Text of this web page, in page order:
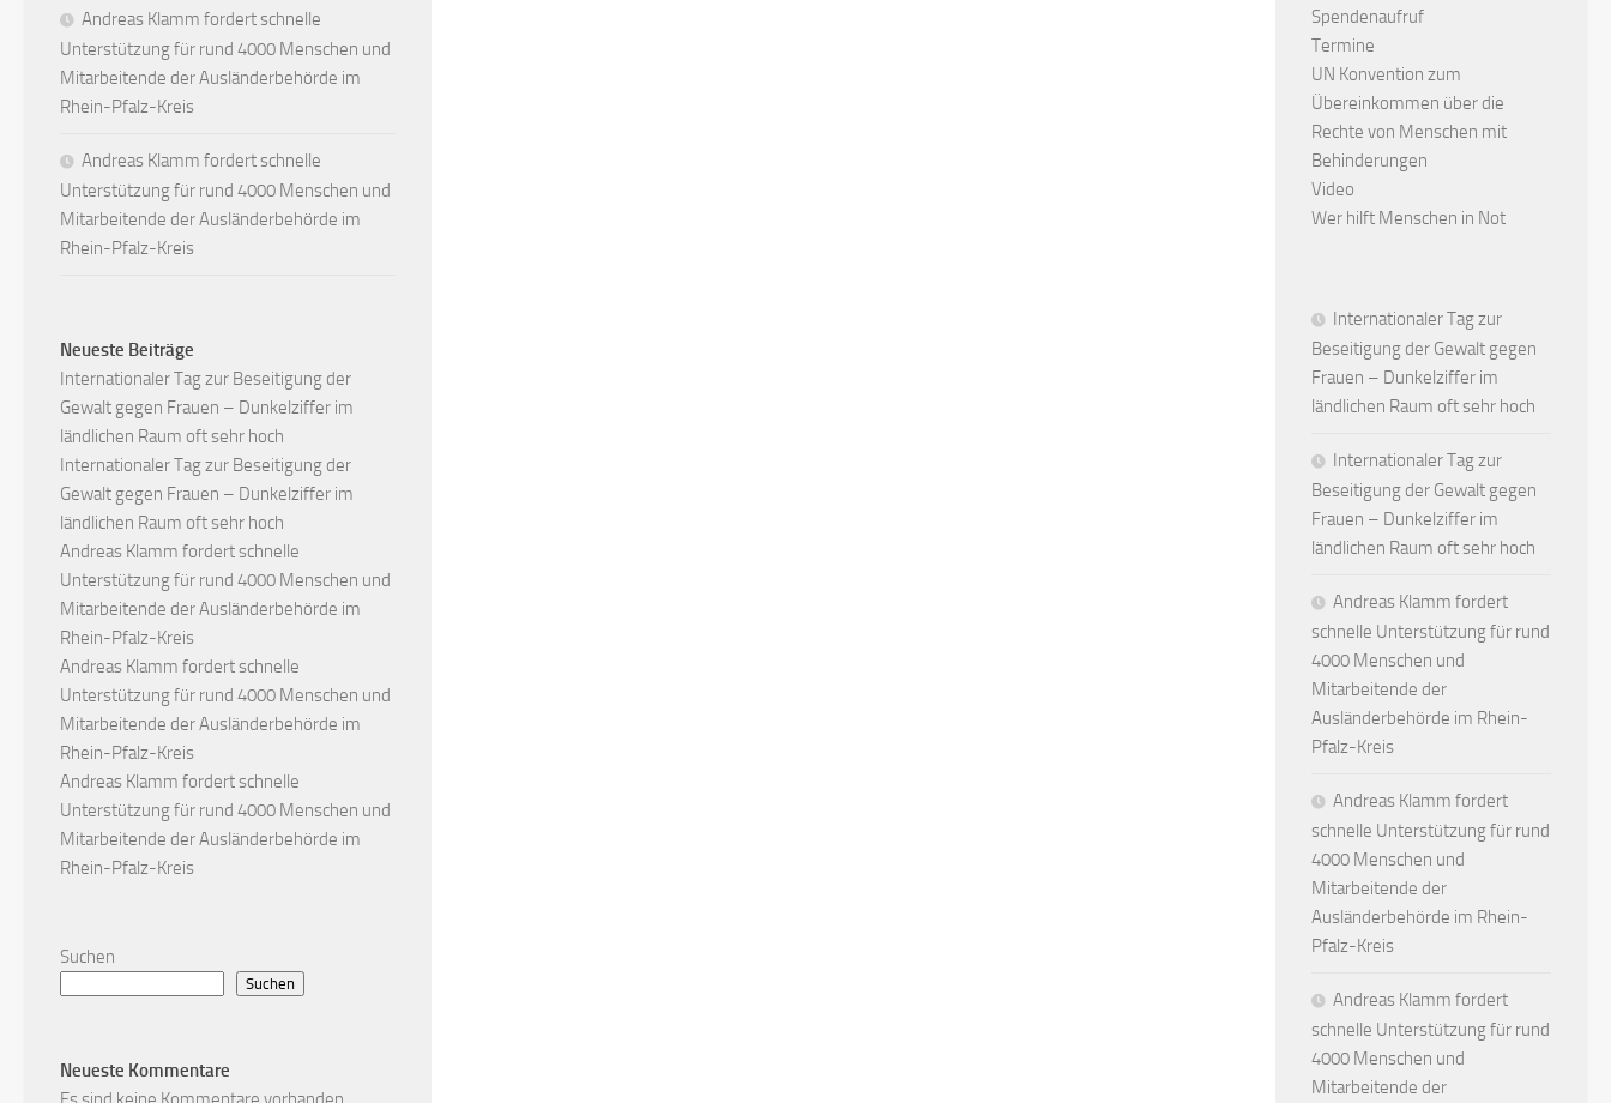
Andreas Klamm fordert schnelle
Unterstützung für rund 4000 Menschen und
Mitarbeitende der Ausländerbehörde im
Rhein-Pfalz-Kreis
Andreas Klamm fordert schnelle
Unterstützung für rund 4000 Menschen und
Mitarbeitende der Ausländerbehörde im
Rhein-Pfalz-Kreis
Neueste Beiträge
Internationaler Tag zur Beseitigung der
Gewalt gegen Frauen – Dunkelziffer im
ländlichen Raum oft sehr hoch
Internationaler Tag zur Beseitigung der
Gewalt gegen Frauen – Dunkelziffer im
ländlichen Raum oft sehr hoch
Andreas Klamm fordert schnelle
Unterstützung für rund 4000 Menschen und
Mitarbeitende der Ausländerbehörde im
Rhein-Pfalz-Kreis
Andreas Klamm fordert schnelle
Unterstützung für rund 4000 Menschen und
Mitarbeitende der Ausländerbehörde im
Rhein-Pfalz-Kreis
Andreas Klamm fordert schnelle
Unterstützung für rund 4000 Menschen und
Mitarbeitende der Ausländerbehörde im
Rhein-Pfalz-Kreis
Suchen
Suchen
Neueste Kommentare
Spendenaufruf
Termine
UN Konvention zum
Übereinkommen über die
Rechte von Menschen mit
Behinderungen
Video
Wer hilft Menschen in Not
Internationaler Tag zur
Beseitigung der Gewalt gegen
Frauen – Dunkelziffer im
ländlichen Raum oft sehr hoch
Internationaler Tag zur
Beseitigung der Gewalt gegen
Frauen – Dunkelziffer im
ländlichen Raum oft sehr hoch
Andreas Klamm fordert
schnelle Unterstützung für rund
4000 Menschen und
Mitarbeitende der
Ausländerbehörde im Rhein-
Pfalz-Kreis
Andreas Klamm fordert
schnelle Unterstützung für rund
4000 Menschen und
Mitarbeitende der
Ausländerbehörde im Rhein-
Pfalz-Kreis
Andreas Klamm fordert
schnelle Unterstützung für rund
4000 Menschen und
Mitarbeitende der